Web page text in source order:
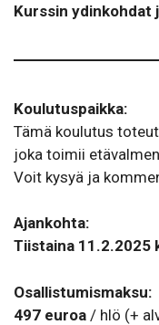
Kurssin ydinkohdat
Koulutuspaikka:
Tämä koulutus
joka toimii
Voit kysyä ja
Ajankohta:
Tiistaina 11.2.2025
Osallistumismaksu:
497 euroa / hlö (+